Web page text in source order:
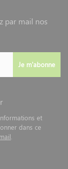
par mail nos
Je m'abonne
et
dans ce